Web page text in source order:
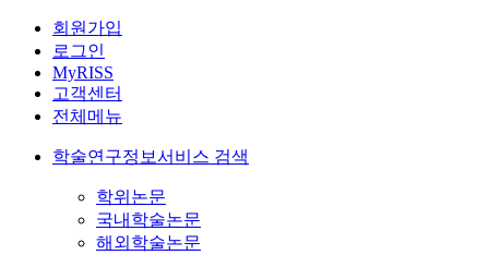
회원가입
로그인
MyRISS
고객센터
전체메뉴
학술연구정보서비스 검색
학위논문
국내학술논문
해외학술논문